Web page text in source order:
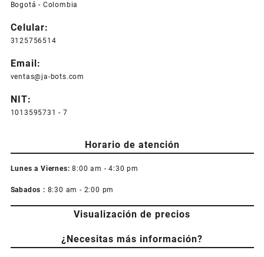
Bogotá - Colombia
Celular:
3125756514
Email:
ventas@ja-bots.com
NIT:
1013595731 - 7
Horario de atención
Lunes a Viernes: 8:00 am - 4:30 pm
Sabados : 8:30 am - 2:00 pm
Visualización de precios
¿Necesitas más información?